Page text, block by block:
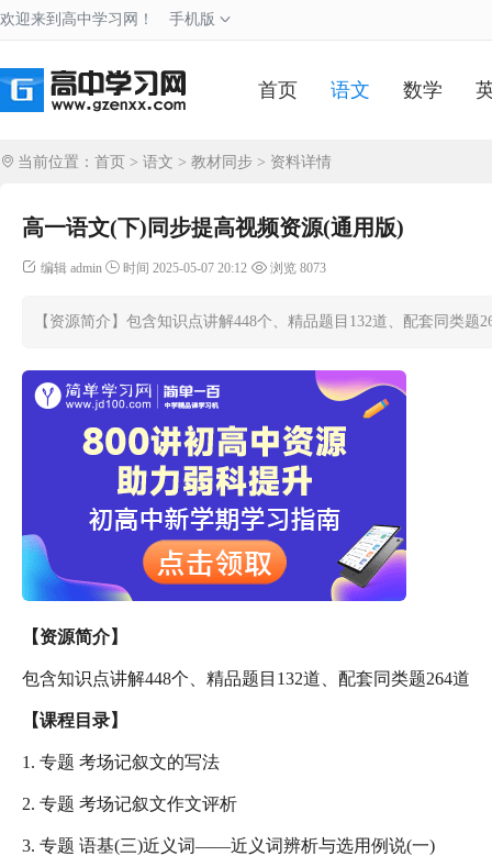
欢迎来到高中学习网！ 手机版
首页 语文 数学
当前位置： 首页 > 语文 > 教材同步 > 资料详情
高一语文(下)同步提高视频资源(通用版)
编辑 admin 时间 2025-05-07 20:12 浏览 8073
【资源简介】包含知识点讲解448个、精品题目132道、配套同类
【资源简介】
包含知识点讲解448个、精品题目132道、配套同类题264道
【课程目录】
1. 专题 考场记叙文的写法
2. 专题 考场记叙文作文评析
3. 专题 语基(三)近义词——近义词辨析与选用例说(一)